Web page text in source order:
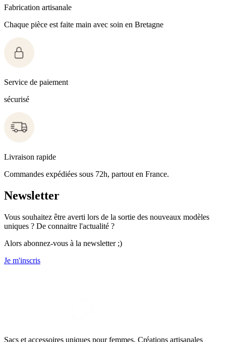
Fabrication artisanale
Chaque pièce est faite main avec soin en Bretagne
Service de paiement
sécurisé
Livraison rapide
Commandes expédiées sous 72h, partout en France.
Newsletter
Vous souhaitez être averti lors de la sortie des nouveaux modèles
uniques ? De connaitre l'actualité ?
Alors abonnez-vous à la newsletter ;)
Je m'inscris
Sacs et accessoires uniques pour femmes. Créations artisanales